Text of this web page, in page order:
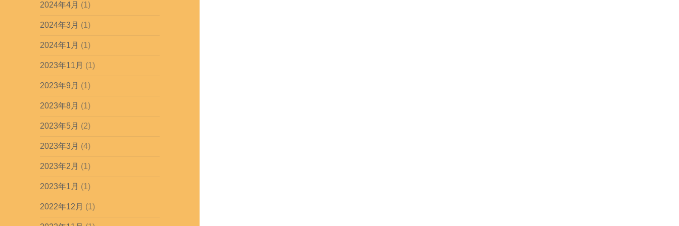
2024年4月 (1)
2024年3月 (1)
2024年1月 (1)
2023年11月 (1)
2023年9月 (1)
2023年8月 (1)
2023年5月 (2)
2023年3月 (4)
2023年2月 (1)
2023年1月 (1)
2022年12月 (1)